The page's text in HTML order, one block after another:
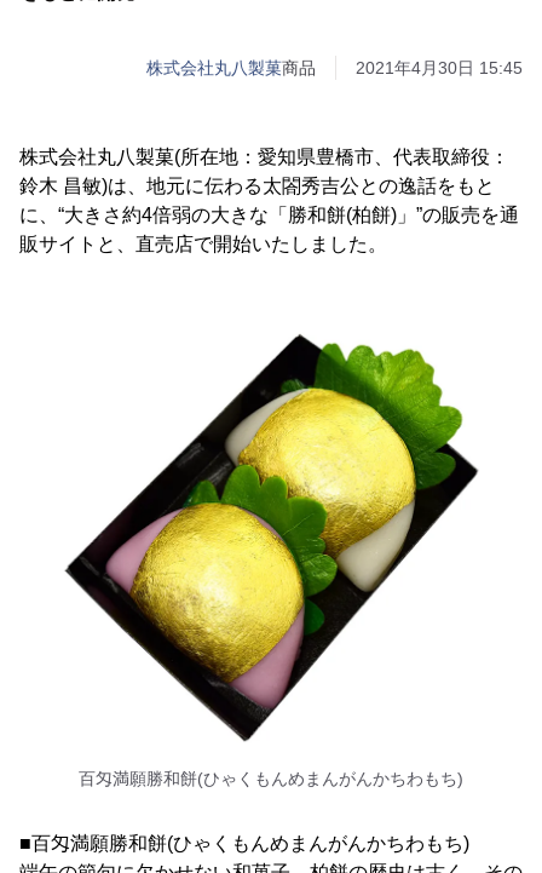
株式会社丸八製菓商品 2021年4月30日 15:45
株式会社丸八製菓(所在地：愛知県豊橋市、代表取締役：
鈴木 昌敏)は、地元に伝わる太閤秀吉公との逸話をもと
に、“大きさ約4倍弱の大きな「勝和餅(柏餅)」”の販売を通
販サイトと、直売店で開始いたしました。
百匁満願勝和餅(ひゃくもんめまんがんかちわもち)
■百匁満願勝和餅(ひゃくもんめまんがんかちわもち)